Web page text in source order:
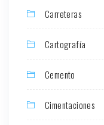
Carreteras
Cartografía
Cemento
Cimentaciones